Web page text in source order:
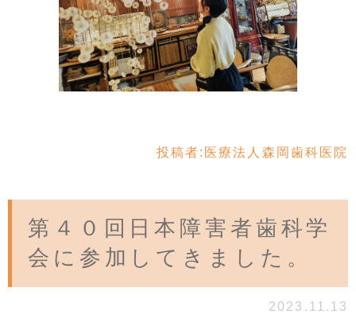
投稿者: 医療法人森岡歯科医院
第４０回日本障害者歯科学
会に参加してきました。
2023.11.13